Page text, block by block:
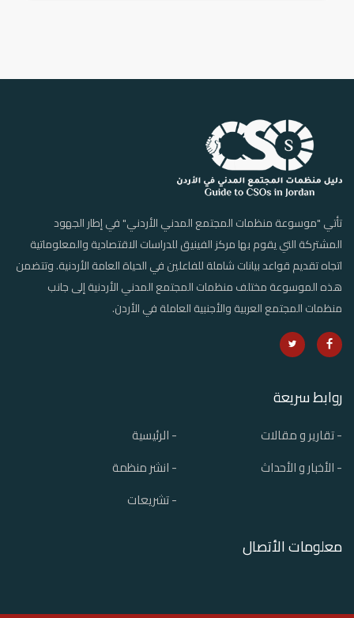
تأتي "موسوعة منظمات المجتمع المدني الأردني" في إطار الجهود
المشتركة التي يقوم بها مركز الفينيق للدراسات الاقتصادية والمعلوماتية
اتجاه تقديم قواعد بيانات شاملة للفاعلين في الحياة العامة الأردنية. وتتضمن
هذه الموسوعة مختلف منظمات المجتمع المدني الأردنية إلى جانب
منظمات المجتمع العربية والأجنبية العاملة في الأردن.
روابط سريعة
- الرئيسية
- تقارير و مقالات
- انشر منظمة
- الأخبار و الأحداث
- تشريعات
معلومات الأتصال